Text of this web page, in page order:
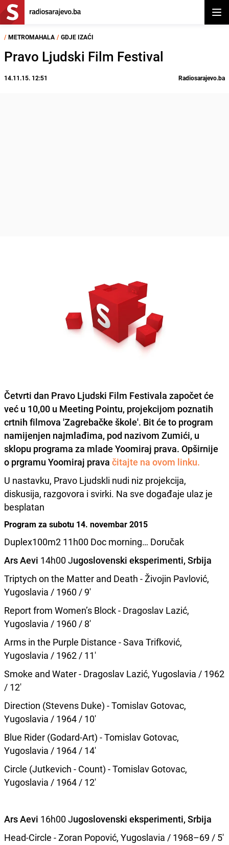
/ METROMAHALA / GDJE IZAĆI
Pravo Ljudski Film Festival
14.11.15. 12:51 Radiosarajevo.ba
Četvrti dan Pravo Ljudski Film Festivala započet će
već u 10,00 u Meeting Pointu, projekcijom poznatih
crtnih filmova 'Zagrebačke škole'. Bit će to program
namijenjen najmlađima, pod nazivom Zumići, u
sklopu programa za mlade Yoomiraj prava. Opširnije
o prgramu Yoomiraj prava čitajte na ovom linku.
U nastavku, Pravo Ljudskli nudi niz projekcija,
diskusija, razgovora i svirki. Na sve događaje ulaz je
besplatan
Program za subotu 14. novembar 2015
Duplex100m2 11h00 Doc morning… Doručak
Ars Aevi 14h00 Jugoslovenski eksperimenti, Srbija
Triptych on the Matter and Death - Živojin Pavlović,
Yugoslavia / 1960 / 9'
Report from Women’s Block - Dragoslav Lazić,
Yugoslavia / 1960 / 8'
Arms in the Purple Distance - Sava Trifković,
Yugoslavia / 1962 / 11'
Smoke and Water - Dragoslav Lazić, Yugoslavia / 1962
/ 12'
Direction (Stevens Duke) - Tomislav Gotovac,
Yugoslavia / 1964 / 10'
Blue Rider (Godard-Art) - Tomislav Gotovac,
Yugoslavia / 1964 / 14'
Circle (Jutkevich - Count) - Tomislav Gotovac,
Yugoslavia / 1964 / 12'
Ars Aevi 16h00 Jugoslovenski eksperimenti, Srbija
Head-Circle - Zoran Popović, Yugoslavia / 1968–69 / 5'